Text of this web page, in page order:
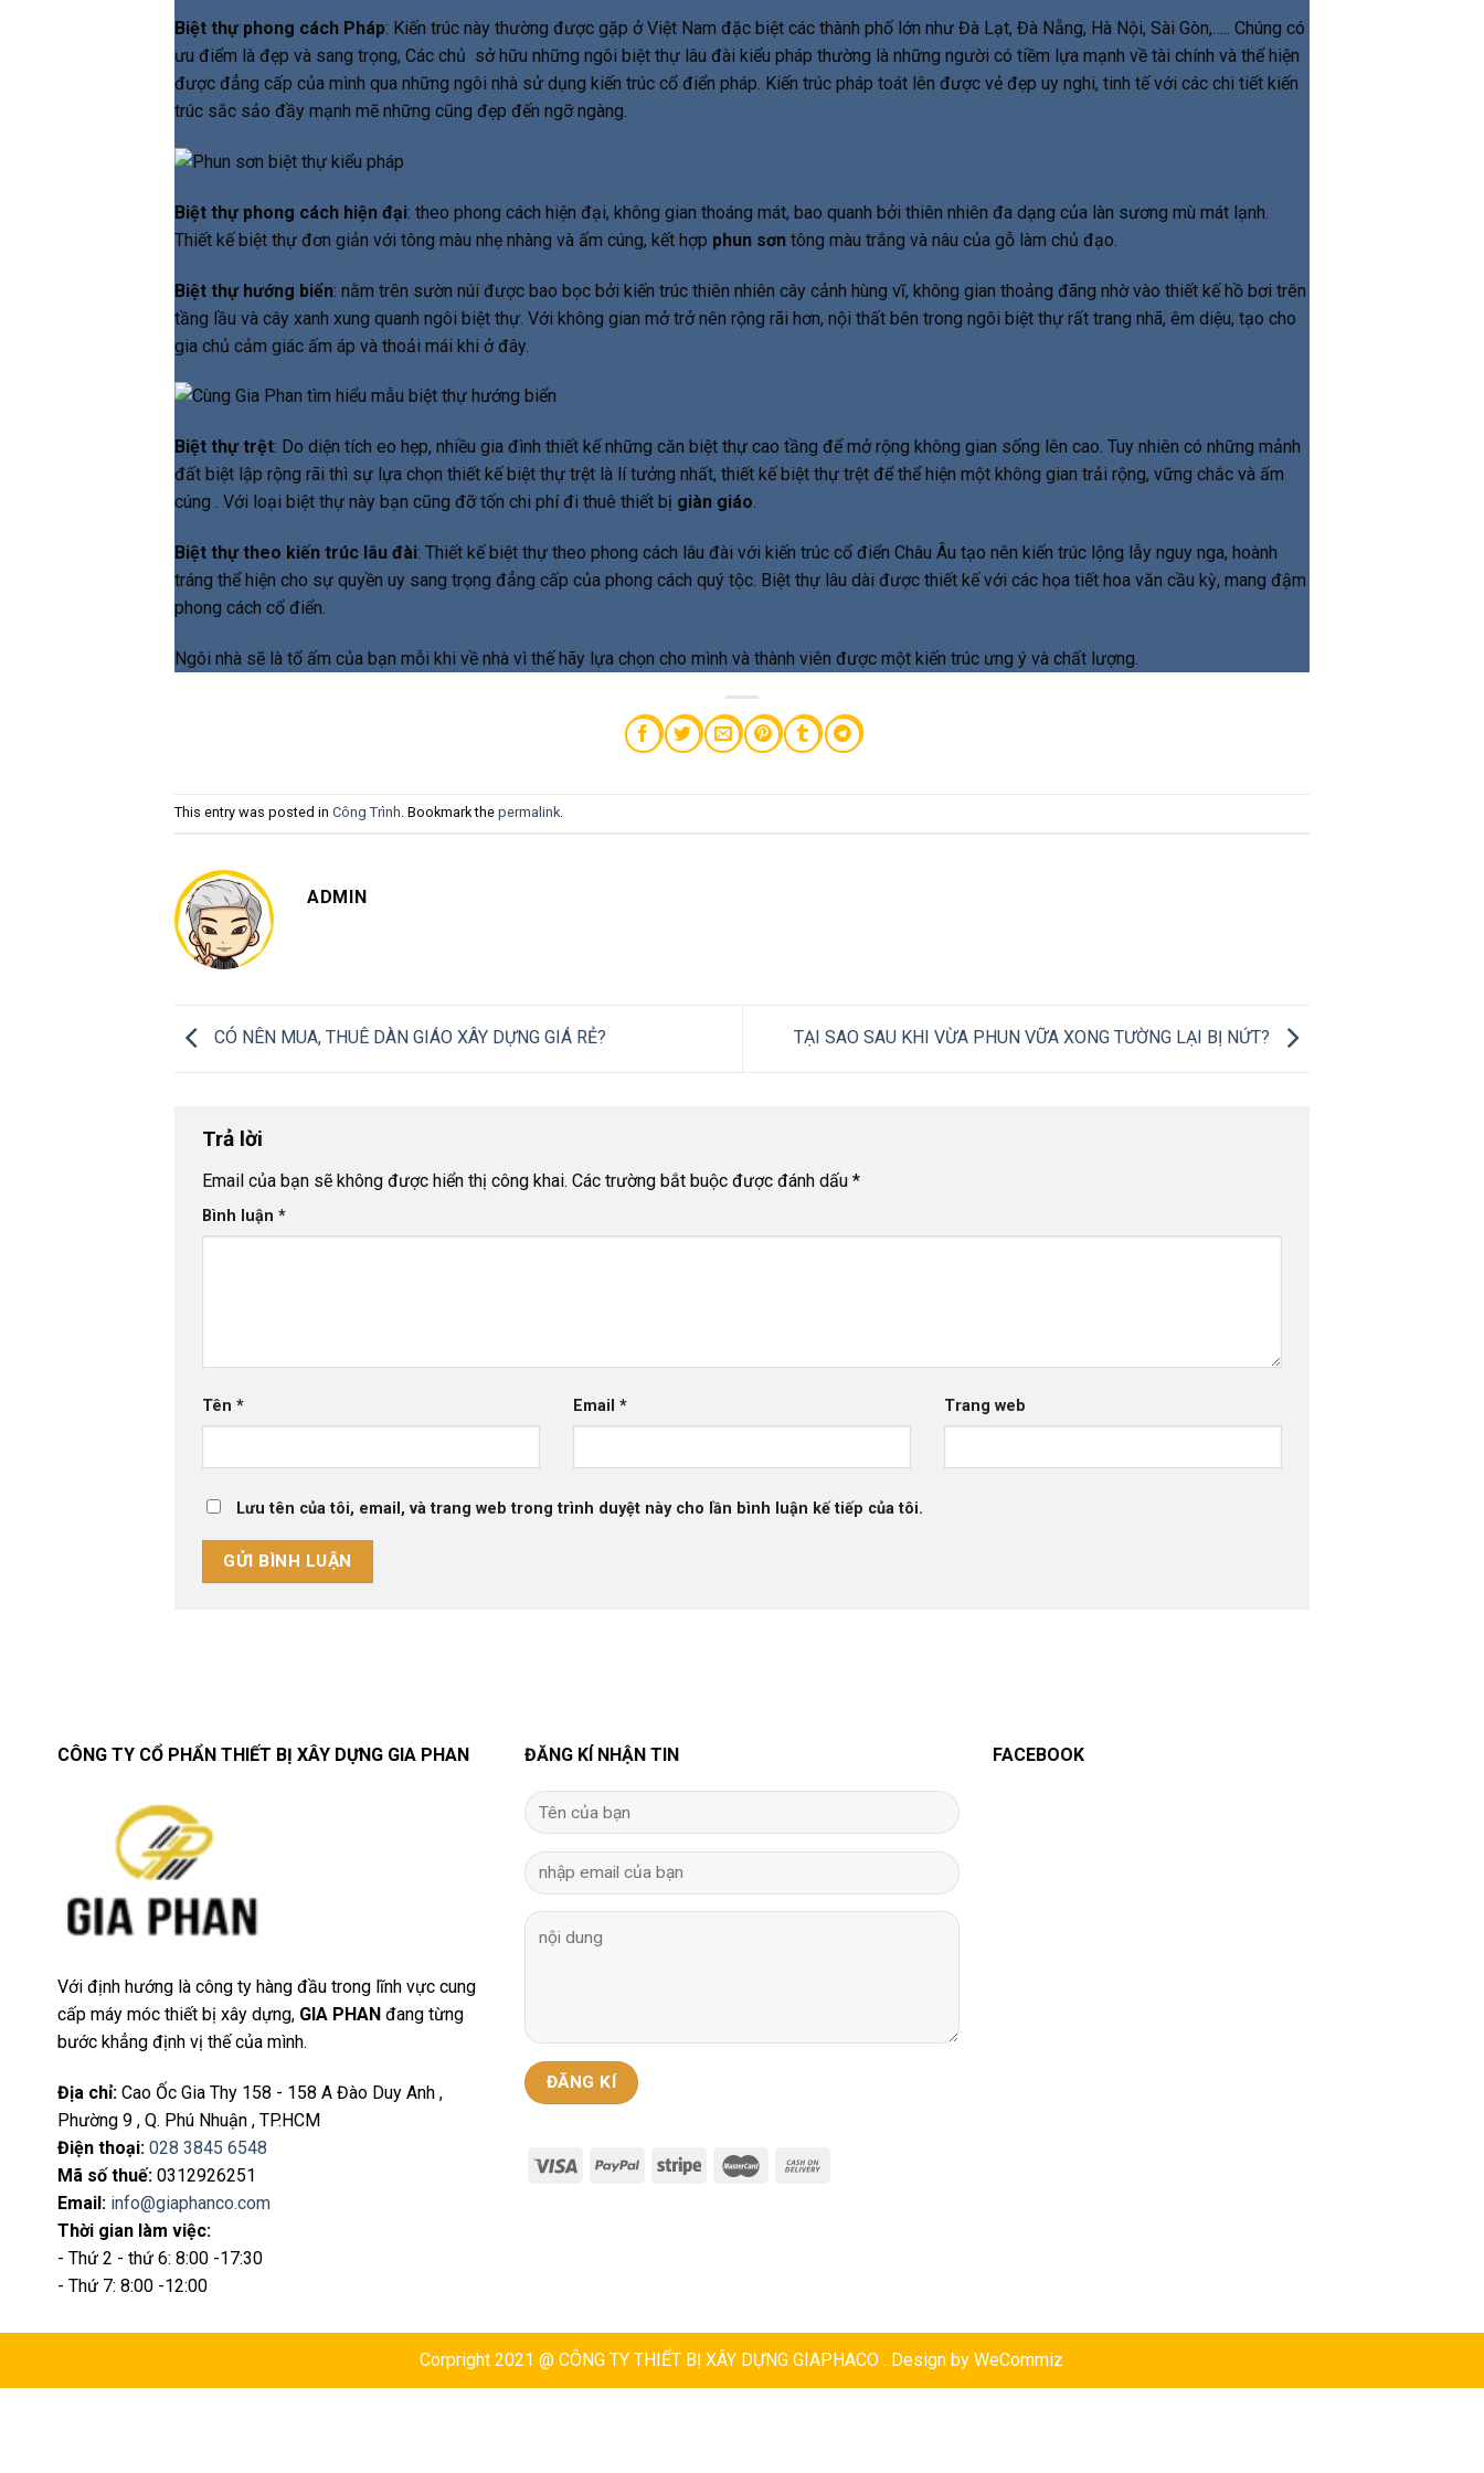
Biệt thự phong cách Pháp: Kiến trúc này thường được gặp ở Việt Nam đặc biệt các thành phố lớn như Đà Lạt, Đà Nẵng, Hà Nội, Sài Gòn,….. Chúng có
ưu điểm là đẹp và sang trọng, Các chủ sở hữu những ngôi biệt thự lâu đài kiểu pháp thường là những người có tiềm lựa mạnh về tài chính và thể hiện
được đẳng cấp của mình qua những ngôi nhà sử dụng kiến trúc cổ điển pháp. Kiến trúc pháp toát lên được vẻ đẹp uy nghi, tinh tế với các chi tiết kiến
trúc sắc sảo đầy mạnh mẽ những cũng đẹp đến ngỡ ngàng.
Biệt thự phong cách hiện đại: theo phong cách hiện đại, không gian thoáng mát, bao quanh bởi thiên nhiên đa dạng của làn sương mù mát lạnh.
Thiết kế biệt thự đơn giản với tông màu nhẹ nhàng và ấm cúng, kết hợp phun sơntông màu trắng và nâu của gỗ làm chủ đạo.
Biệt thự hướng biển: nằm trên sườn núi được bao bọc bởi kiến trúc thiên nhiên cây cảnh hùng vĩ, không gian thoảng đãng nhờ vào thiết kế hồ bơi trên
tầng lầu và cây xanh xung quanh ngôi biệt thự. Với không gian mở trở nên rộng rãi hơn, nội thất bên trong ngôi biệt thự rất trang nhã, êm diệu, tạo cho
gia chủ cảm giác ấm áp và thoải mái khi ở đây.
Biệt thự trệt: Do diện tích eo hẹp, nhiều gia đình thiết kế những căn biệt thự cao tầng để mở rộng không gian sống lên cao. Tuy nhiên có những mảnh
đất biệt lập rộng rãi thì sự lựa chọn thiết kế biệt thự trệt là lí tưởng nhất, thiết kế biệt thự trệt để thể hiện một không gian trải rộng, vững chắc và ấm
cúng . Với loại biệt thự này bạn cũng đỡ tốn chi phí đi thuê thiết bị giàn giáo.
Biệt thự theo kiến trúc lâu đài: Thiết kế biệt thự theo phong cách lâu đài với kiến trúc cổ điển Châu Âu tạo nên kiến trúc lộng lẫy nguy nga, hoành
tráng thể hiện cho sự quyền uy sang trọng đẳng cấp của phong cách quý tộc. Biệt thự lâu dài được thiết kế với các họa tiết hoa văn cầu kỳ, mang đậm
phong cách cổ điển.
Ngôi nhà sẽ là tổ ấm của bạn mỗi khi về nhà vì thế hãy lựa chọn cho mình và thành viên được một kiến trúc ưng ý và chất lượng.
This entry was posted in Công Trình. Bookmark the permalink.
ADMIN
CÓ NÊN MUA, THUÊ DÀN GIÁO XÂY DỰNG GIÁ RẺ? TẠI SAO SAU KHI VỪA PHUN VỮA XONG TƯỜNG LẠI BỊ NỨT?
Trả lời
Email của bạn sẽ không được hiển thị công khai. Các trường bắt buộc được đánh dấu *
Bình luận *
Tên * Email * Trang web
Lưu tên của tôi, email, và trang web trong trình duyệt này cho lần bình luận kế tiếp của tôi.
CÔNG TY CỔ PHẨN THIẾT BỊ XÂY DỰNG GIA PHAN
Với định hướng là công ty hàng đầu trong lĩnh vực cung
cấp máy móc thiết bị xây dựng, GIA PHAN đang từng
bước khẳng định vị thế của mình.
Địa chỉ: Cao Ốc Gia Thy 158 - 158 A Đào Duy Anh ,
Phường 9 , Q. Phú Nhuận , TP.HCM
Điện thoại: 028 3845 6548
Mã số thuế: 0312926251
Email: info@giaphanco.com
Thời gian làm việc:
- Thứ 2 - thứ 6: 8:00 -17:30
- Thứ 7: 8:00 -12:00
ĐĂNG KÍ NHẬN TIN FACEBOOK
Corpright 2021 @ CÔNG TY THIẾT BỊ XÂY DỰNG GIAPHACO . Design byWeCommiz